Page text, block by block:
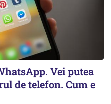
Vei putea
de telefon. Cum e